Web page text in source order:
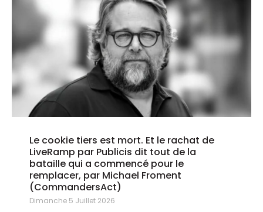
Le cookie tiers est mort. Et le rachat de
LiveRamp par Publicis dit tout de la
bataille qui a commencé pour le
remplacer, par Michael Froment
(CommandersAct)
Dimanche 5 Juillet 2026